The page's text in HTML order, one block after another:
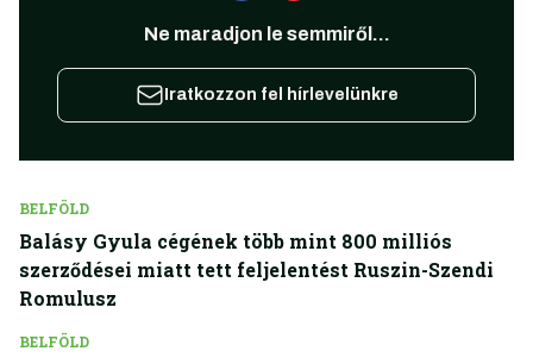
Ne maradjon le semmiről...
Iratkozzon fel hírlevelünkre
BELFÖLD
Balásy Gyula cégének több mint 800 milliós
szerződései miatt tett feljelentést Ruszin-Szendi
Romulusz
BELFÖLD